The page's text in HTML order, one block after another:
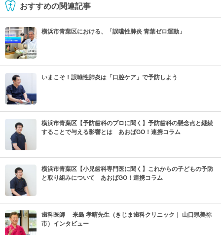
おすすめの関連記事
横浜市青葉区における、「誤嚥性肺炎 青葉ゼロ運動」
いまこそ！誤嚥性肺炎は「口腔ケア」で予防しよう
横浜市青葉区【予防歯科のプロに聞く】予防歯科の懸念点と継続
することで与える影響とは あおばGO！連携コラム
横浜市青葉区【小児歯科専門医に聞く】これからの子どもの予防
と取り組みについて あおばGO！連携コラム
歯科医師 来島 孝晴先生（きじま歯科クリニック｜ 山口県美祢
市）インタビュー